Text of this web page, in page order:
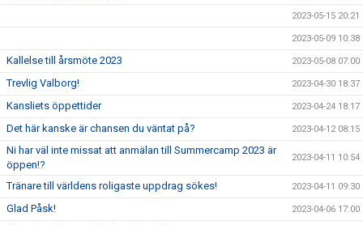
2023-05-15 20:21
2023-05-09 10:38
Kallelse till årsmöte 2023 2023-05-08 07:00
Trevlig Valborg! 2023-04-30 18:37
Kansliets öppettider 2023-04-24 18:17
Det här kanske är chansen du väntat på? 2023-04-12 08:15
Ni har väl inte missat att anmälan till Summercamp 2023 är
öppen!?
2023-04-11 10:54
Tränare till världens roligaste uppdrag sökes! 2023-04-11 09:30
Glad Påsk! 2023-04-06 17:00